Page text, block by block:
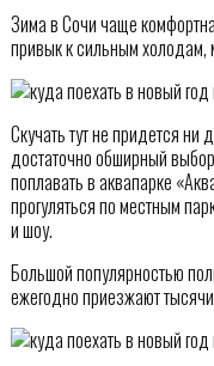
Зима в Сочи чаще
привык к сильным холодам,
Скучать тут не придется
достаточно обширный
поплавать в аквапарке
прогуляться по местным
и шоу.
Большой популярностью
ежегодно приезжают